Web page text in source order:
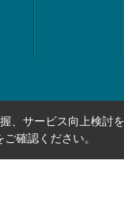
、サービス向上検討
ご確認ください。